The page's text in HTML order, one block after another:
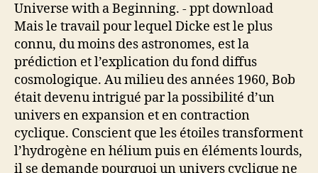
Mais le travail pour lequel Dicke est le plus
connu, du moins des astronomes, est la
prédiction et l’explication du fond diffus
cosmologique. Au milieu des années 1960, Bob
était devenu intrigué par la possibilité d’un
univers en expansion et en contraction
cyclique. Conscient que les étoiles transforment
l’hydrogène en hélium puis en éléments lourds,
il se demande pourquoi un univers cyclique ne